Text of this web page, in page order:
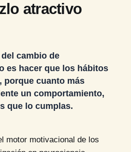
atractivo
cambio de
es hacer que los hábitos
porque cuanto más
un comportamiento,
que lo cumplas.
motor motivacional de los